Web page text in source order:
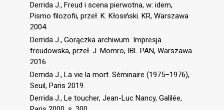
Derrida J., Freud i scena pierwotna, w: idem,
Pismo filozofii, przeł. K. Kłosiński. KR, Warszawa
2004.
Derrida J., Gorączka archiwum. Impresja
freudowska, przeł. J. Momro, IBL PAN, Warszawa
2016.
Derrida J., La vie la mort. Séminaire (1975–1976),
Seuil, Paris 2019.
Derrida J., Le toucher, Jean-Luc Nancy, Galilée,